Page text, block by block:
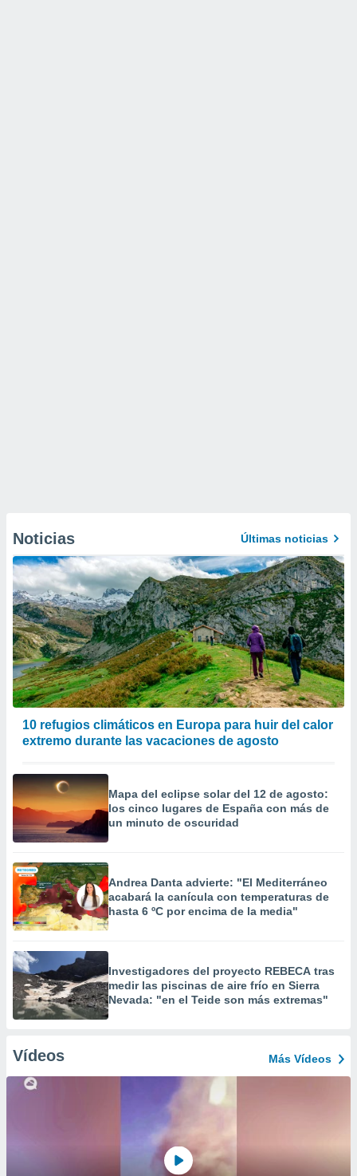
Noticias Últimas noticias
10 refugios climáticos en Europa para huir del calor
extremo durante las vacaciones de agosto
Mapa del eclipse solar del 12 de agosto:
los cinco lugares de España con más de
un minuto de oscuridad
Andrea Danta advierte: "El Mediterráneo
acabará la canícula con temperaturas de
hasta 6 ºC por encima de la media"
Investigadores del proyecto REBECA tras
medir las piscinas de aire frío en Sierra
Nevada: "en el Teide son más extremas"
Vídeos Más Vídeos